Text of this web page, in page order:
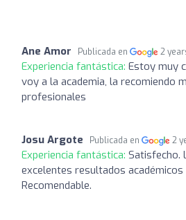
Ane Amor Publicada en 2
Experiencia fantástica: Estoy muy
voy a la academia, la recomiendo
profesionales
Josu Argote Publicada en 2
Experiencia fantástica: Satisfecho.
excelentes resultados
Recomendable.